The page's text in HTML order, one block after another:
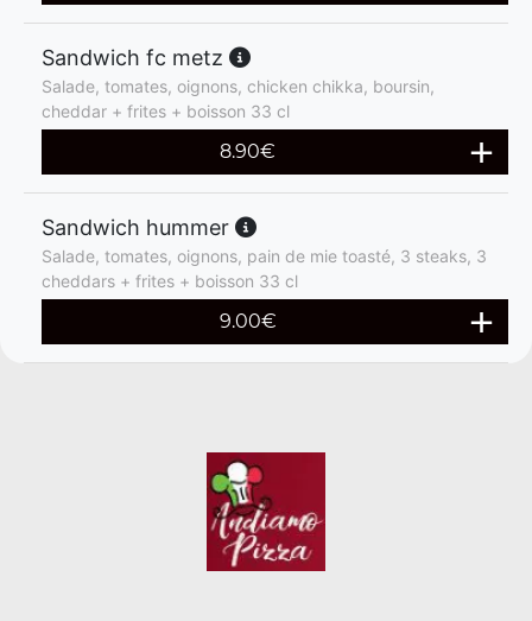
Sandwich fc metz
Salade, tomates, oignons, chicken chikka, boursin,
cheddar + frites + boisson 33 cl
8.90€
Sandwich hummer
Salade, tomates, oignons, pain de mie toasté, 3 steaks, 3
cheddars + frites + boisson 33 cl
9.00€